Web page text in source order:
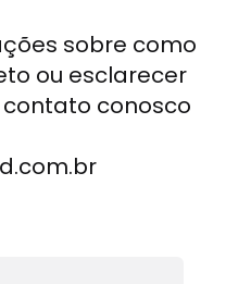
sobre como
ou esclarecer
conosco